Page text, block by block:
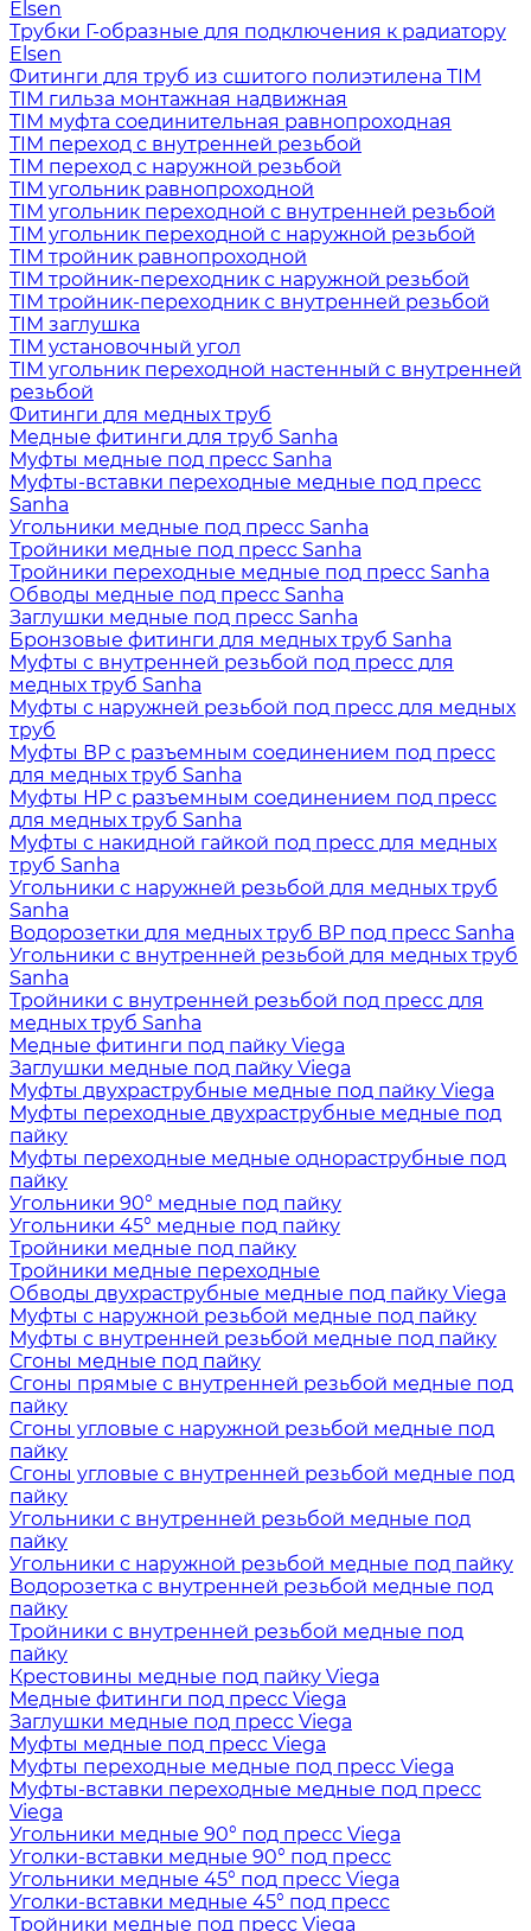
Elsen
Трубки Г-образные для подключения к радиатору
Elsen
Фитинги для труб из сшитого полиэтилена TIM
TIM гильза монтажная надвижная
TIM муфта соединительная равнопроходная
TIM переход с внутренней резьбой
TIM переход с наружной резьбой
TIM угольник равнопроходной
TIM угольник переходной с внутренней резьбой
TIM угольник переходной с наружной резьбой
TIM тройник равнопроходной
TIM тройник-переходник с наружной резьбой
TIM тройник-переходник с внутренней резьбой
TIM заглушка
TIM установочный угол
TIM угольник переходной настенный с внутренней
резьбой
Фитинги для медных труб
Медные фитинги для труб Sanha
Муфты медные под пресс Sanha
Муфты-вставки переходные медные под пресс
Sanha
Угольники медные под пресс Sanha
Тройники медные под пресс Sanha
Тройники переходные медные под пресс Sanha
Обводы медные под пресс Sanha
Заглушки медные под пресс Sanha
Бронзовые фитинги для медных труб Sanha
Муфты с внутренней резьбой под пресс для
медных труб Sanha
Муфты с наружней резьбой под пресс для медных
труб
Муфты ВР с разъемным соединением под пресс
для медных труб Sanha
Муфты НР с разъемным соединением под пресс
для медных труб Sanha
Муфты с накидной гайкой под пресс для медных
труб Sanha
Угольники с наружней резьбой для медных труб
Sanha
Водорозетки для медных труб ВР под пресс Sanha
Угольники с внутренней резьбой для медных труб
Sanha
Тройники с внутренней резьбой под пресс для
медных труб Sanha
Медные фитинги под пайку Viega
Заглушки медные под пайку Viega
Муфты двухраструбные медные под пайку Viega
Муфты переходные двухраструбные медные под
пайку
Муфты переходные медные однораструбные под
пайку
Угольники 90° медные под пайку
Угольники 45° медные под пайку
Тройники медные под пайку
Тройники медные переходные
Обводы двухраструбные медные под пайку Viega
Муфты с наружной резьбой медные под пайку
Муфты с внутренней резьбой медные под пайку
Сгоны медные под пайку
Сгоны прямые с внутренней резьбой медные под
пайку
Сгоны угловые с наружной резьбой медные под
пайку
Сгоны угловые с внутренней резьбой медные под
пайку
Угольники с внутренней резьбой медные под
пайку
Угольники с наружной резьбой медные под пайку
Водорозетка с внутренней резьбой медные под
пайку
Тройники с внутренней резьбой медные под
пайку
Крестовины медные под пайку Viega
Медные фитинги под пресс Viega
Заглушки медные под пресс Viega
Муфты медные под пресс Viega
Муфты переходные медные под пресс Viega
Муфты-вставки переходные медные под пресс
Viega
Угольники медные 90° под пресс Viega
Уголки-вставки медные 90° под пресс
Угольники медные 45° под пресс Viega
Уголки-вставки медные 45° под пресс
Тройники медные под пресс Viega